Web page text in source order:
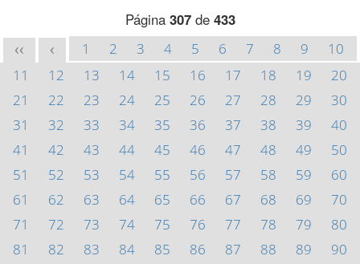
Página 307de 433
<< < 1 2 3 4 5 6 7 8 9
10
11
12 13 14 15 16 17 18 19
20
21
22 23 24 25 26 27 28 29
30
31
32 33 34 35 36 37 38 39
40
41
42 43 44 45 46 47 48 49
50
51
52 53 54 55 56 57 58 59
60
61
62 63 64 65 66 67 68 69
70
71
72 73 74 75 76 77 78 79
80
81
82 83 84 85 86 87 88 89
90